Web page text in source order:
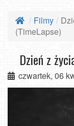
Filmy
(TimeLapse)
Dzień z
czwartek, 06